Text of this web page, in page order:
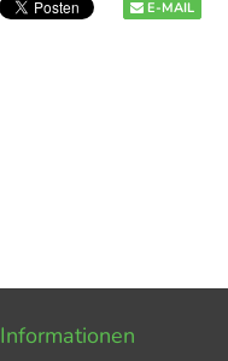
E-MAIL
Informationen